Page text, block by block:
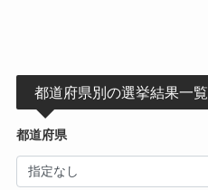
都道府県別の選挙結果一覧
都道府県